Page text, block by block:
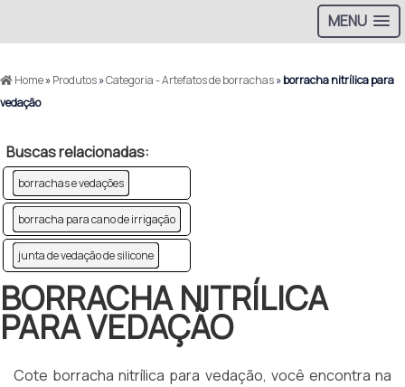
MENU
Home»Produtos»Categoria - Artefatos de borrachas»borracha nitrílica para
vedação
Buscas relacionadas:
borrachas e vedações
borracha para cano de irrigação
junta de vedação de silicone
BORRACHA NITRÍLICA
PARA VEDAÇÃO
Cote borracha nitrílica para vedação, você encontra na